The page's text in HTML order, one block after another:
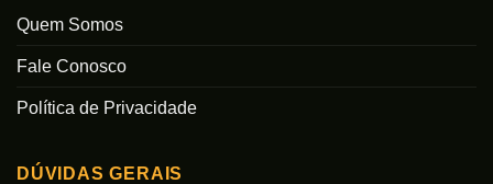
Quem Somos
Fale Conosco
Política de Privacidade
DÚVIDAS GERAIS